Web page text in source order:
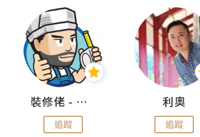
裝修佬 - 香港一站式網上裝修平台
追蹤
利奧
追蹤